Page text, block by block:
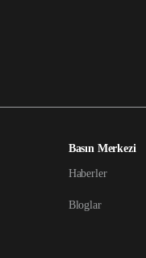
Basın Merkezi
Haberler
Bloglar